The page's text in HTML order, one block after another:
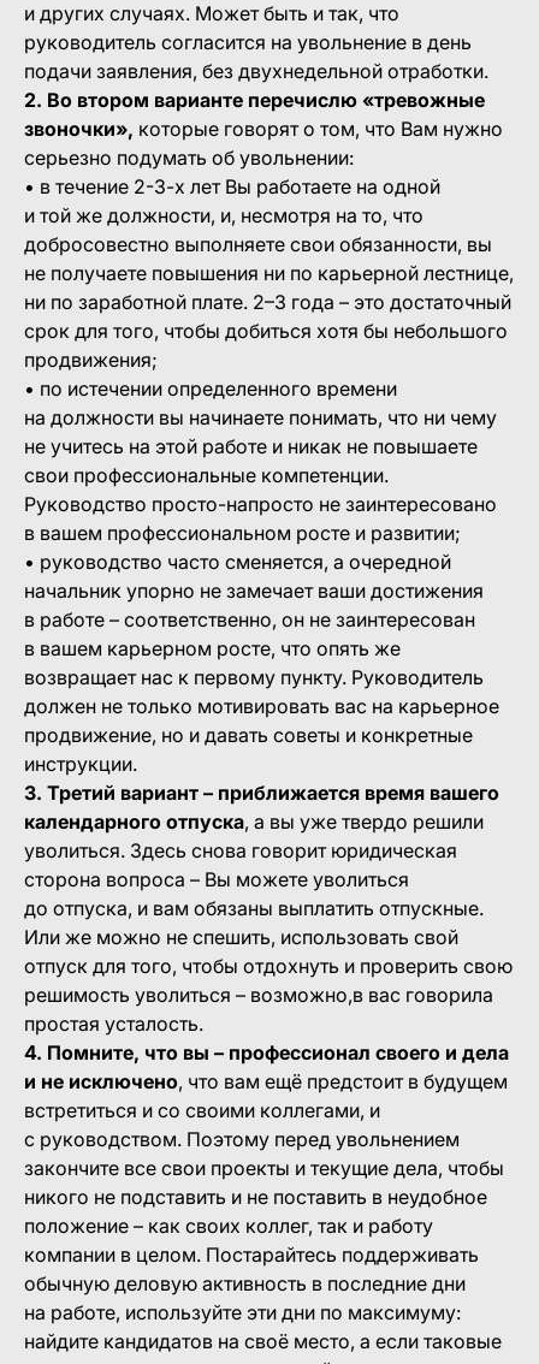
и других случаях. Может быть и так, что
руководитель согласится на увольнение в день
подачи заявления, без двухнедельной отработки.
2. Во втором варианте перечислю «тревожные
звоночки», которые говорят о том, что Вам нужно
серьезно подумать об увольнении:
• в течение 2-3-х лет Вы работаете на одной
и той же должности, и, несмотря на то, что
добросовестно выполняете свои обязанности, вы
не получаете повышения ни по карьерной лестнице,
ни по заработной плате. 2–3 года – это достаточный
срок для того, чтобы добиться хотя бы небольшого
продвижения;
• по истечении определенного времени
на должности вы начинаете понимать, что ни чему
не учитесь на этой работе и никак не повышаете
свои профессиональные компетенции.
Руководство просто-напросто не заинтересовано
в вашем профессиональном росте и развитии;
• руководство часто сменяется, а очередной
начальник упорно не замечает ваши достижения
в работе – соответственно, он не заинтересован
в вашем карьерном росте, что опять же
возвращает нас к первому пункту. Руководитель
должен не только мотивировать вас на карьерное
продвижение, но и давать советы и конкретные
инструкции.
3. Третий вариант – приближается время вашего
календарного отпуска, а вы уже твердо решили
уволиться. Здесь снова говорит юридическая
сторона вопроса – Вы можете уволиться
до отпуска, и вам обязаны выплатить отпускные.
Или же можно не спешить, использовать свой
отпуск для того, чтобы отдохнуть и проверить свою
решимость уволиться – возможно,в вас говорила
простая усталость.
4. Помните, что вы – профессионал своего и дела
и не исключено, что вам ещё предстоит в будущем
встретиться и со своими коллегами, и
с руководством. Поэтому перед увольнением
закончите все свои проекты и текущие дела, чтобы
никого не подставить и не поставить в неудобное
положение – как своих коллег, так и работу
компании в целом. Постарайтесь поддерживать
обычную деловую активность в последние дни
на работе, используйте эти дни по максимуму:
найдите кандидатов на своё место, а если таковые